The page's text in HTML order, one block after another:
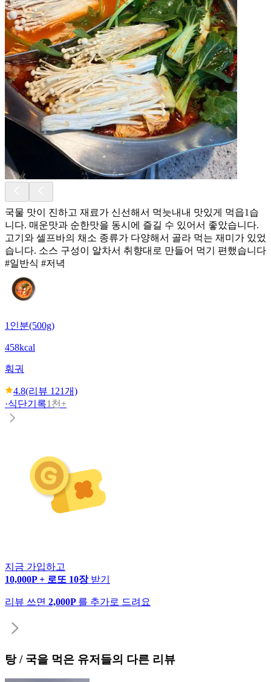
국물 맛이 진하고 재료가 신선해서 먹늣내내 맛있게 먹읍1습
니다. 매운맛과 순한맛을 동시에 즐길 수 있어서 좋았습니다.
고기와 셀프바의 채소 종류가 다양해서 골라 먹는 재미가 있었
습니다. 소스 구성이 알차서 취향대로 만들어 먹기 편했습니다
#일반식 #저녁
1인분(500g)
458kcal
훠궈
4.8(리뷰 121개)
·식단기록1천+
지금 가입하고
10,000P + 로또 10장 받기
리뷰 쓰면 2,000P 를 추가로 드려요
탕 / 국을 먹은 유저들의 다른 리뷰